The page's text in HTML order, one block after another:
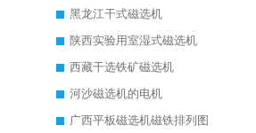
黑龙江干式磁选机
陕西实验用室湿式磁选机
西藏干选铁矿磁选机
河沙磁选机的电机
广西平板磁选机磁铁排列图